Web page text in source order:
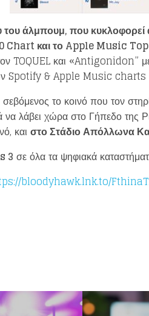
του άλμπουμ, που
και το Apple Music
TOQUEL και «Antigonidon”
Spotify & Apple Music charts
το κοινό που τον
να λάβει χώρα στο Γήπεδο της
και στο Στάδιο Απόλλωνα
3 σε όλα τα ψηφιακά
bloodyhawk.lnk.to/